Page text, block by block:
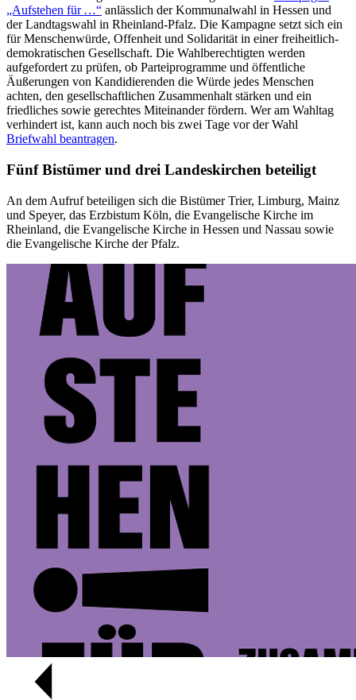
„Aufstehen für …“ anlässlich der Kommunalwahl in Hessen und
der Landtagswahl in Rheinland-Pfalz. Die Kampagne setzt sich ein
für Menschenwürde, Offenheit und Solidarität in einer freiheitlich-
demokratischen Gesellschaft. Die Wahlberechtigten werden
aufgefordert zu prüfen, ob Parteiprogramme und öffentliche
Äußerungen von Kandidierenden die Würde jedes Menschen
achten, den gesellschaftlichen Zusammenhalt stärken und ein
friedliches sowie gerechtes Miteinander fördern. Wer am Wahltag
verhindert ist, kann auch noch bis zwei Tage vor der Wahl
Briefwahl beantragen.
Fünf Bistümer und drei Landeskirchen beteiligt
An dem Aufruf beteiligen sich die Bistümer Trier, Limburg, Mainz
und Speyer, das Erzbistum Köln, die Evangelische Kirche im
Rheinland, die Evangelische Kirche in Hessen und Nassau sowie
die Evangelische Kirche der Pfalz.